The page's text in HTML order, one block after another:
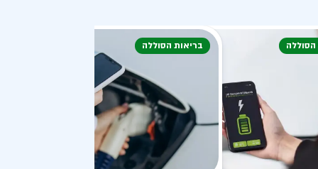
הסוללה בריאות הסוללה